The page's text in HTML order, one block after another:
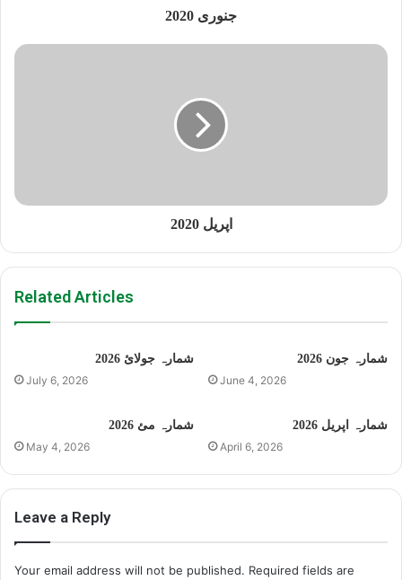
جنوری 2020
اپریل 2020
Related Articles
شمارہ جولائ 2026
July 6, 2026
شمارہ جون 2026
June 4, 2026
شمارہ مئ 2026
May 4, 2026
شمارہ اپریل 2026
April 6, 2026
Leave a Reply
Your email address will not be published. Required fields are